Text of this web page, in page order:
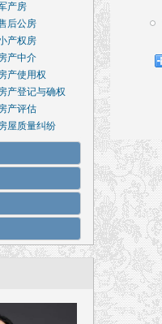
产房
后公房
产权房
产中介
产使用权
产登记与确权
产评估
屋质量纠纷